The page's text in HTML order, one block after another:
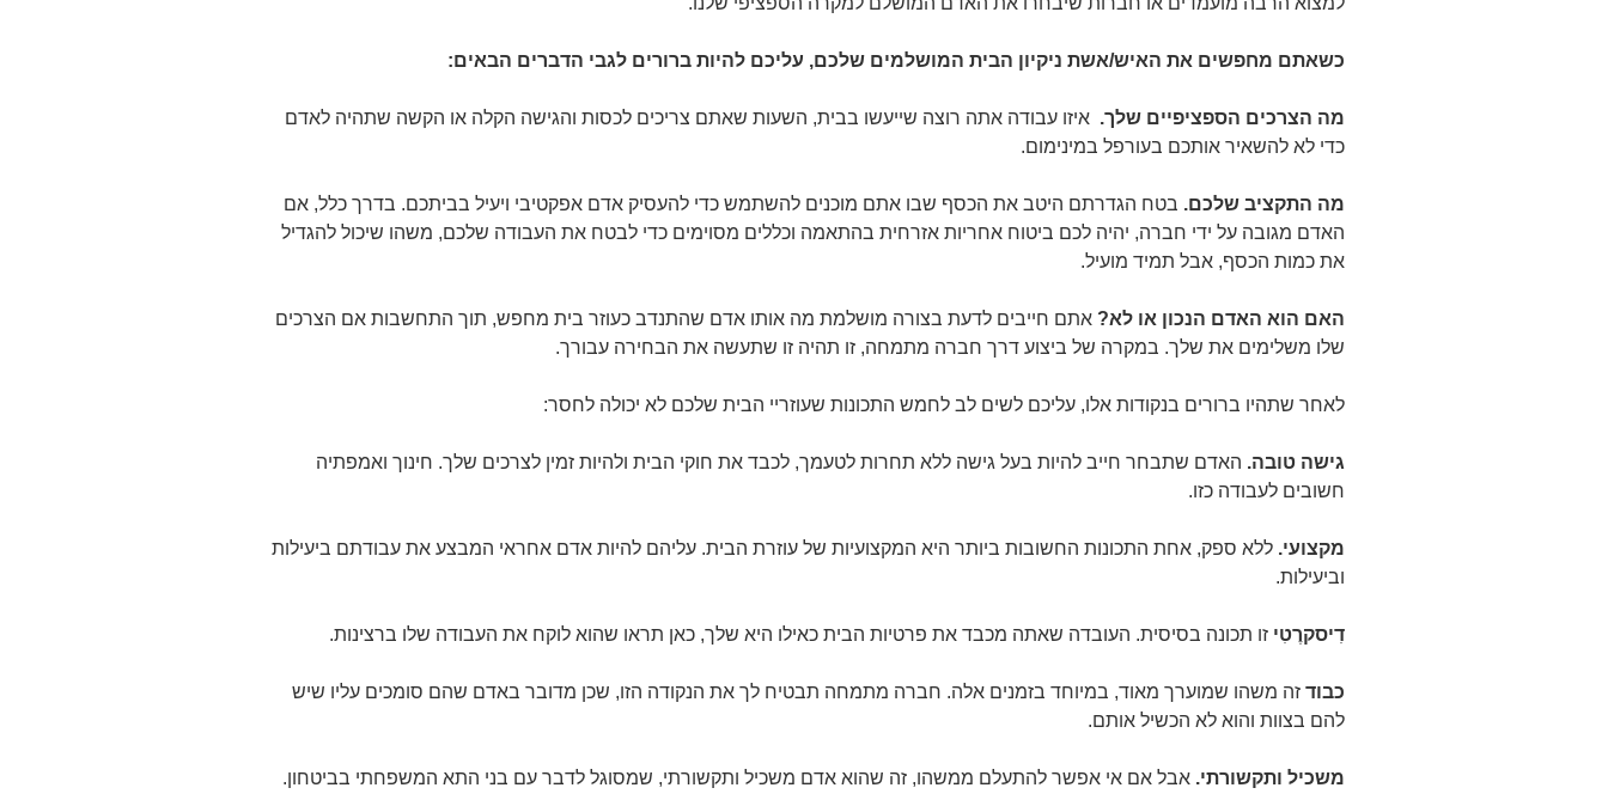
כשאתם מחפשים את האיש/אשת ניקיון הבית המושלמים שלכם, עליכם להיות ברורים לגבי הדברים הבאים:
מה הצרכים הספציפיים שלך. איזו עבודה אתה רוצה שייעשו בבית, השעות שאתם צריכים לכסות והגישה הקלה או הקשה שתהיה לאדם
כדי לא להשאיר אותכם בעורפל במינימום.
מה התקציב שלכם. בטח הגדרתם היטב את הכסף שבו אתם מוכנים להשתמש כדי להעסיק אדם אפקטיבי ויעיל בביתכם. בדרך כלל, אם
האדם מגובה על ידי חברה, יהיה לכם ביטוח אחריות אזרחית בהתאמה וכללים מסוימים כדי לבטח את העבודה שלכם, משהו שיכול להגדיל
את כמות הכסף, אבל תמיד מועיל.
האם הוא האדם הנכון או לא? אתם חייבים לדעת בצורה מושלמת מה אותו אדם שהתנדב כעוזר בית מחפש, תוך התחשבות אם הצרכים
שלו משלימים את שלך. במקרה של ביצוע דרך חברה מתמחה, זו תהיה זו שתעשה את הבחירה עבורך.
לאחר שתהיו ברורים בנקודות אלו, עליכם לשים לב לחמש התכונות שעוזריי הבית שלכם לא יכולה לחסר:
גישה טובה. האדם שתבחר חייב להיות בעל גישה ללא תחרות לטעמך, לכבד את חוקי הבית ולהיות זמין לצרכים שלך. חינוך ואמפתיה
חשובים לעבודה כזו.
מקצועי. ללא ספק, אחת התכונות החשובות ביותר היא המקצועיות של עוזרת הבית. עליהם להיות אדם אחראי המבצע את עבודתם ביעילות
וביעילות.
דִיסקרֶטִי זו תכונה בסיסית. העובדה שאתה מכבד את פרטיות הבית כאילו היא שלך, כאן תראו שהוא לוקח את העבודה שלו ברצינות.
כבוד זה משהו שמוערך מאוד, במיוחד בזמנים אלה. חברה מתמחה תבטיח לך את הנקודה הזו, שכן מדובר באדם שהם סומכים עליו שיש
להם בצוות והוא לא הכשיל אותם.
משכיל ותקשורתי. אבל אם אי אפשר להתעלם ממשהו, זה שהוא אדם משכיל ותקשורתי, שמסוגל לדבר עם בני התא המשפחתי בביטחון.